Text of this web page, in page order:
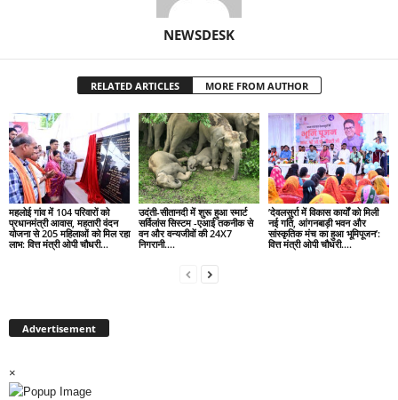
NEWSDESK
RELATED ARTICLES MORE FROM AUTHOR
महलोई गांव में 104 परिवारों को
प्रधानमंत्री आवास, महतारी वंदन
योजना से 205 महिलाओं को मिल रहा
लाभ: वित्त मंत्री ओपी चौधरी…
उदंती-सीतानदी में शुरू हुआ स्मार्ट
सर्विलांस सिस्टम -एआई तकनीक से
वन और वन्यजीवों की 24X7
निगरानी….
’देवलसुर्रा में विकास कार्यों को मिली
नई गति, आंगनबाड़ी भवन और
सांस्कृतिक मंच का हुआ भूमिपूजन’:
वित्त मंत्री ओपी चौधरी….
Advertisement
×